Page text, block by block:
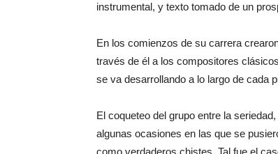
instrumental, y texto tomado de un
En los comienzos de su carrera
través de él a los compositores
se va desarrollando a lo largo de cada
El coqueteo del grupo entre la
algunas ocasiones en las que se
como verdaderos chistes. Tal fue el